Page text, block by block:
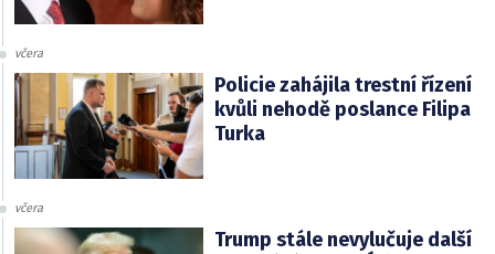
včera
Policie zahájila trestní řízení
kvůli nehodě poslance Filipa
Turka
včera
Trump stále nevylučuje další